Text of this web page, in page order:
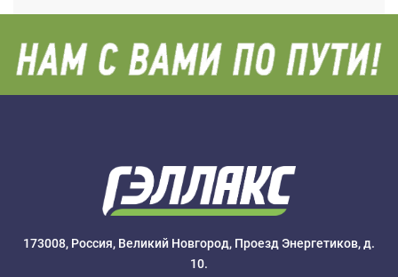
173008, Россия, Великий Новгород, Проезд Энергетиков, д.
10.